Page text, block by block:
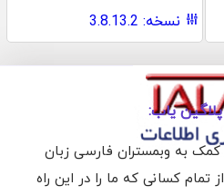
نسخه: 3.8.13.2
پلاگین یاب:
به وبمستران فارسی زبان
کسانی که ما را در این راه